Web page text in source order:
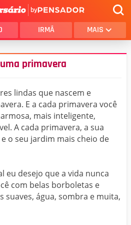
by
IRMÃ MAIS
primavera
lindas que nascem e
E a cada primavera você
mais inteligente,
A cada primavera, a sua
o seu jardim mais cheio de
eu desejo que a vida nunca
com belas borboletas e
suaves, água, sombra e muita,